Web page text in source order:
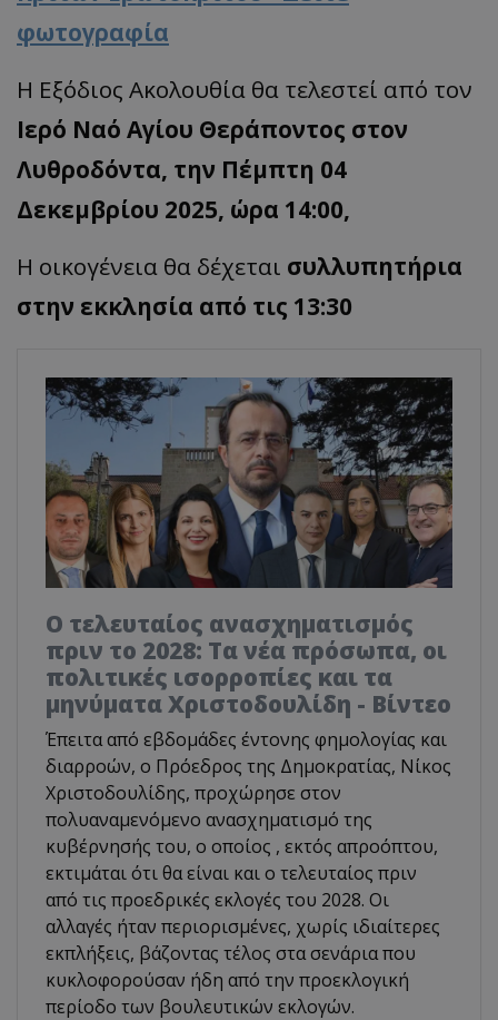
φωτογραφία
Η Εξόδιος Ακολουθία θα τελεστεί από τον
Ιερό Ναό Αγίου Θεράποντος στον
Λυθροδόντα, την Πέμπτη 04
Δεκεμβρίου 2025, ώρα 14:00,
Η οικογένεια θα δέχεται συλλυπητήρια
στην εκκλησία από τις 13:30
Ο τελευταίος ανασχηματισμός
πριν το 2028: Τα νέα πρόσωπα, οι
πολιτικές ισορροπίες και τα
μηνύματα Χριστοδουλίδη - Βίντεο
Έπειτα από εβδομάδες έντονης φημολογίας και
διαρροών, ο Πρόεδρος της Δημοκρατίας, Νίκος
Χριστοδουλίδης, προχώρησε στον
πολυαναμενόμενο ανασχηματισμό της
κυβέρνησής του, ο οποίος , εκτός απροόπτου,
εκτιμάται ότι θα είναι και ο τελευταίος πριν
από τις προεδρικές εκλογές του 2028. Οι
αλλαγές ήταν περιορισμένες, χωρίς ιδιαίτερες
εκπλήξεις, βάζοντας τέλος στα σενάρια που
κυκλοφορούσαν ήδη από την προεκλογική
περίοδο των βουλευτικών εκλογών.